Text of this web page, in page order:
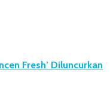
Fresh’ Diluncurkan